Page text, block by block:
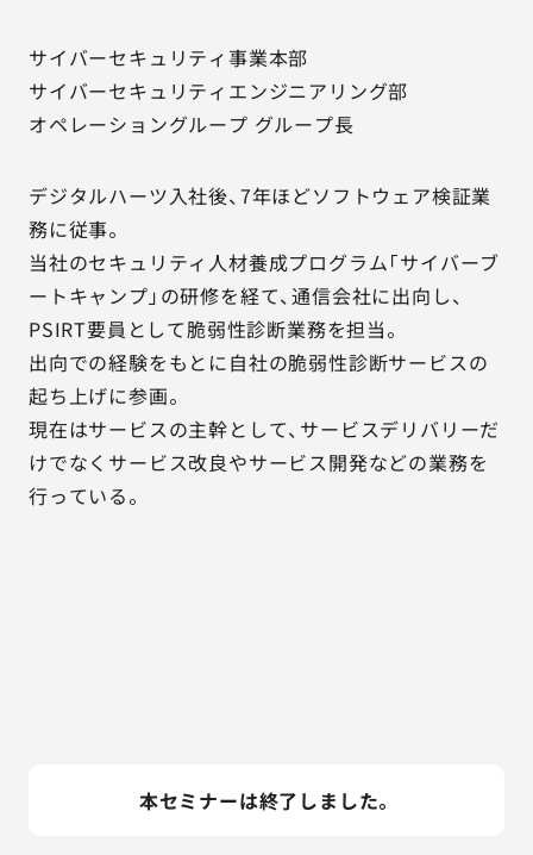
サイバーセキュリティ事業本部
サイバーセキュリティエンジニアリング部
オペレーショングループ グループ長
デジタルハーツ入社後、7年ほどソフトウェア検証業
務に従事。
当社のセキュリティ人材養成プログラム「サイバーブ
ートキャンプ」の研修を経て、通信会社に出向し、
PSIRT要員として脆弱性診断業務を担当。
出向での経験をもとに自社の脆弱性診断サービスの
起ち上げに参画。
現在はサービスの主幹として、サービスデリバリーだ
けでなくサービス改良やサービス開発などの業務を
行っている。
本セミナーは終了しました。